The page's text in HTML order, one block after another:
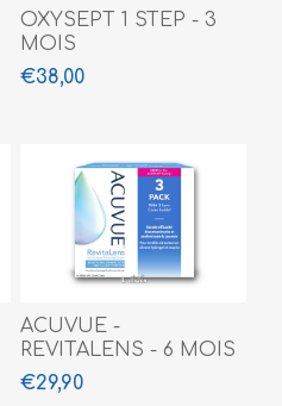
OXYSEPT 1 STEP - 3
MOIS
€38,00
ACUVUE -
REVITALENS - 6 MOIS
(3 X 360 ML)
€29,90